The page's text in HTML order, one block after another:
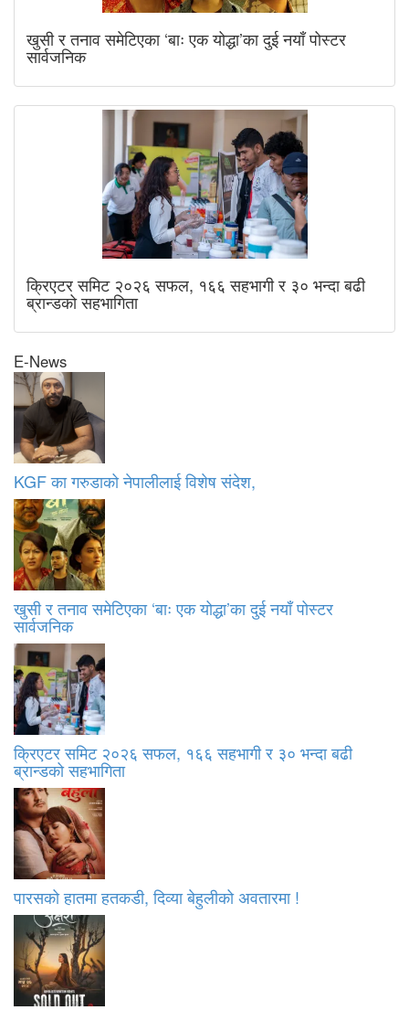
खुसी र तनाव समेटिएका ‘बाः एक योद्धा’का दुई नयाँ पोस्टर
सार्वजनिक
क्रिएटर समिट २०२६ सफल, १६६ सहभागी र ३० भन्दा बढी
ब्रान्डको सहभागिता
E-News
KGF का गरुडाको नेपालीलाई विशेष संदेश,
खुसी र तनाव समेटिएका ‘बाः एक योद्धा’का दुई नयाँ पोस्टर
सार्वजनिक
क्रिएटर समिट २०२६ सफल, १६६ सहभागी र ३० भन्दा बढी
ब्रान्डको सहभागिता
पारसको हातमा हतकडी, दिव्या बेहुलीको अवतारमा !